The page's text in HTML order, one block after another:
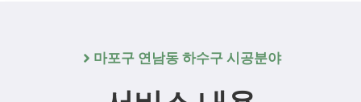
마포구 연남동 하수구 시공분야